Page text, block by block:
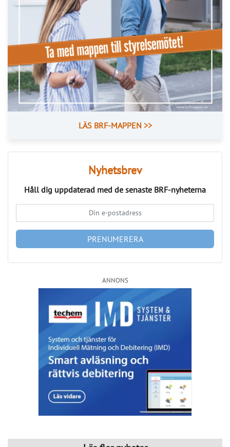
PRENUMERERA
ANNONS
Läs fler nyheter
Svenskarnas drömmar till hemmet